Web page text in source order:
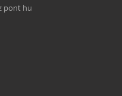
pont hu